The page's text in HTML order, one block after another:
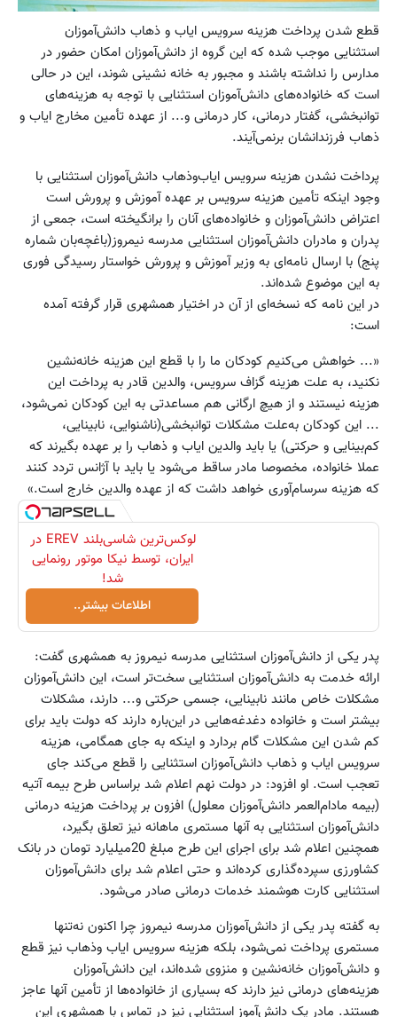
قطع شدن پرداخت هزینه سرویس ایاب و ذهاب دانش‌آموزان
استثنایی موجب شده که این گروه از دانش‌آموزان امکان حضور در
مدارس را نداشته باشند و مجبور به خانه نشینی شوند، این در حالی
است که خانواده‌های دانش‌آموزان استثنایی با توجه به هزینه‌های
توانبخشی، گفتار درمانی، کار درمانی و... از عهده تأمین مخارج ایاب و
ذهاب فرزندانشان برنمی‌آیند.
پرداخت نشدن هزینه سرویس ایاب‌وذهاب دانش‌آموزان استثنایی با
وجود اینکه تأمین هزینه سرویس بر عهده آموزش و پرورش است
اعتراض دانش‌آموزان و خانواده‌های آنان را برانگیخته است، جمعی از
پدران و مادران دانش‌آموزان استثنایی مدرسه نیمروز(باغچه‌بان شماره
پنج) با ارسال نامه‌ای به وزیر آموزش و پرورش خواستار رسیدگی فوری
به این موضوع شده‌اند.
در این نامه که نسخه‌ای از آن در اختیار همشهری قرار گرفته آمده
است:
«... خواهش می‌کنیم کودکان ما را با قطع این هزینه خانه‌نشین
نکنید، به علت هزینه گزاف سرویس، والدین قادر به پرداخت این
هزینه نیستند و از هیچ ارگانی هم مساعدتی به این کودکان نمی‌شود،
... این کودکان به‌علت مشکلات توانبخشی(ناشنوایی، نابینایی،
‌کم‌بینایی و حرکتی) یا باید والدین ایاب و ذهاب را بر عهده بگیرند که
عملا خانواده، مخصوصا مادر ساقط می‌شود یا باید با آژانس تردد کنند
که هزینه سرسام‌آوری خواهد داشت که از عهده والدین خارج است.»
لوکس‌ترین شاسی‌بلند EREV در
ایران، توسط نیکا موتور رونمایی
شد!
اطلاعات بیشتر..
پدر یکی از دانش‌آموزان استثنایی مدرسه نیمروز به همشهری گفت:
ارائه خدمت به دانش‌آموزان استثنایی سخت‌تر است، این دانش‌آموزان
مشکلات خاص مانند نابینایی، جسمی حرکتی و... دارند، مشکلات
بیشتر است و خانواده دغدغه‌هایی در این‌باره دارند که دولت باید برای
کم شدن این مشکلات گام بردارد و اینکه به جای همگامی، هزینه
سرویس ایاب و ذهاب دانش‌آموزان استثنایی را قطع می‌کند جای
تعجب است. او افزود: در دولت نهم اعلام شد براساس طرح بیمه آتیه
(بیمه مادام‌العمر دانش‌آموزان معلول) افزون بر پرداخت هزینه درمانی
دانش‌آموزان استثنایی به آنها مستمری ماهانه نیز تعلق بگیرد،
همچنین اعلام شد برای اجرای این طرح مبلغ 20میلیارد تومان در بانک
کشاورزی سپرده‌گذاری کرده‌اند و حتی اعلام شد برای دانش‌آموزان
استثنایی کارت هوشمند خدمات درمانی صادر می‌شود.
به گفته پدر یکی از دانش‌آموزان مدرسه نیمروز چرا اکنون نه‌تنها
مستمری پرداخت نمی‌شود، بلکه هزینه سرویس ایاب وذهاب نیز قطع
و دانش‌آموزان خانه‌نشین و منزوی شده‌اند، این دانش‌آموزان
هزینه‌های درمانی نیز دارند که بسیاری از خانواده‌ها از تأمین آنها عاجز
هستند. مادر یک دانش‌آموز استثنایی نیز در تماس با همشهری این